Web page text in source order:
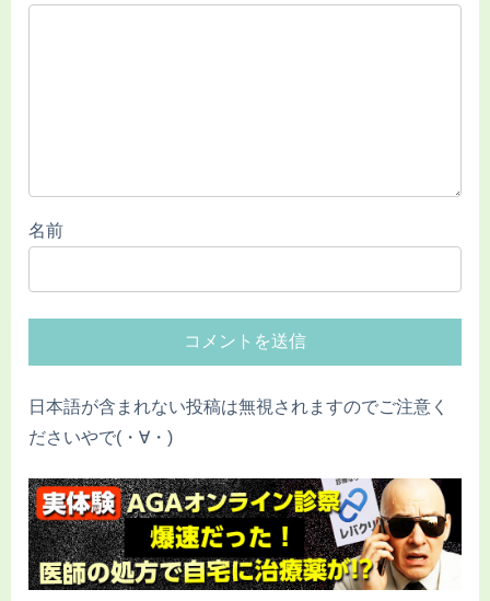
名前
日本語が含まれない投稿は無視されますのでご注意く
ださいやで(・∀・)